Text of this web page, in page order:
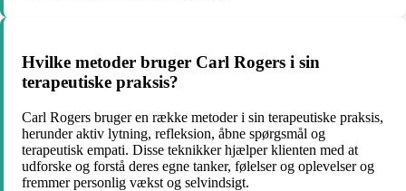
Hvilke metoder bruger Carl Rogers i sin
terapeutiske praksis?
Carl Rogers bruger en række metoder i sin terapeutiske praksis,
herunder aktiv lytning, refleksion, åbne spørgsmål og
terapeutisk empati. Disse teknikker hjælper klienten med at
udforske og forstå deres egne tanker, følelser og oplevelser og
fremmer personlig vækst og selvindsigt.